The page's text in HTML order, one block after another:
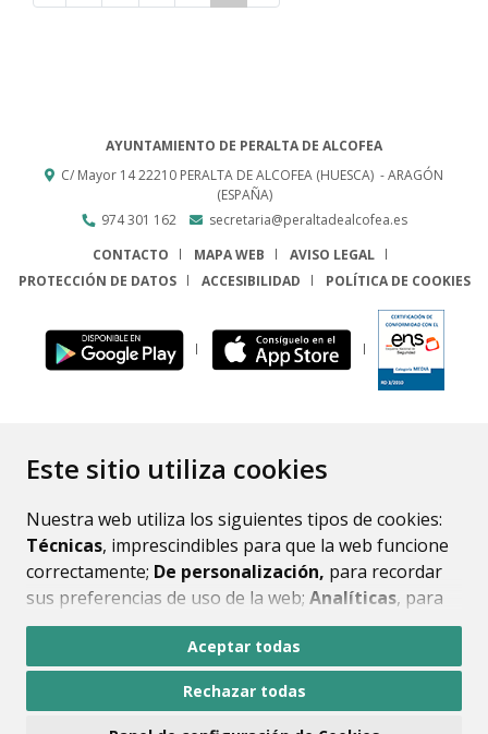
Este sitio utiliza cookies
Nuestra web utiliza los siguientes tipos de cookies:
Técnicas, imprescindibles para que la web funcione
correctamente; De personalización, para recordar
sus preferencias de uso de la web; Analíticas, para
mejorar el funcionamiento de la web y sus servicios.
Si acepta pulsando el botón“Aceptar todas”
consideramos que acepta su uso. Si pulsa el botón
Aceptar todas
Rechazar todas
AYUNTAMIENTO DE PERALTA DE ALCOFEA
C/ Mayor 1422210 PERALTA DE ALCOFEA (HUESCA) - ARAGÓN
(ESPAÑA)
974 301 162
secretaria@peraltadealcofea.es
CONTACTO
MAPA WEB
AVISO LEGAL
PROTECCIÓN DE DATOS
ACCESIBILIDAD POLÍTICA DE COOKIES